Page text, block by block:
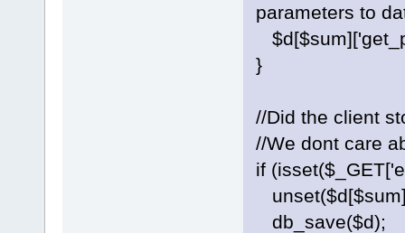
parameters to
}
//Did the client
//We dont care
if
db_save($d);